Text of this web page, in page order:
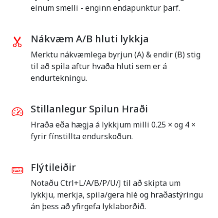
einum smelli - enginn endapunktur þarf.
Nákvæm A/B hluti lykkja
Merktu nákvæmlega byrjun (A) & endir (B) stig
til að spila aftur hvaða hluti sem er á
endurtekningu.
Stillanlegur Spilun Hraði
Hraða eða hægja á lykkjum milli 0.25 × og 4 ×
fyrir fínstillta endurskoðun.
Flýtileiðir
Notaðu Ctrl+L/A/B/P/U/J til að skipta um
lykkju, merkja, spila/gera hlé og hraðastýringu
án þess að yfirgefa lyklaborðið.